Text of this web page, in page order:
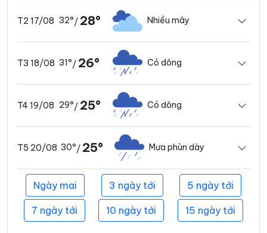
T2 17/08 32°/ 28° Nhiều mây
T3 18/08 31°/ 26° Có dông
T4 19/08 29°/ 25° Có dông
T5 20/08 30°/ 25° Mưa phùn dày
Ngày mai 3 ngày tới 5 ngày tới
7 ngày tới 10 ngày tới 15 ngày tới